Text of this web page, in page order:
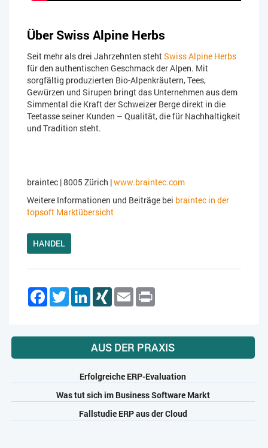
Über Swiss Alpine Herbs
Seit mehr als drei Jahrzehnten stehtSwiss Alpine Herbs
für den authentischen Geschmack der Alpen. Mit
sorgfältig produzierten Bio-Alpenkräutern, Tees,
Gewürzen und Sirupen bringt das Unternehmen aus dem
Simmental die Kraft der Schweizer Berge direkt in die
Teetasse seiner Kunden – Qualität, die für Nachhaltigkeit
und Tradition steht.
braintec | 8005 Zürich |www.braintec.com
Weitere Informationen und Beiträge bei braintec in der
topsoft Marktübersicht
HANDEL
Facebook
TwitterLinkedInXING Email
AUS DER PRAXIS
Erfolgreiche ERP-Evaluation
Was tut sich im Business Software Markt
Fallstudie ERP aus der Cloud